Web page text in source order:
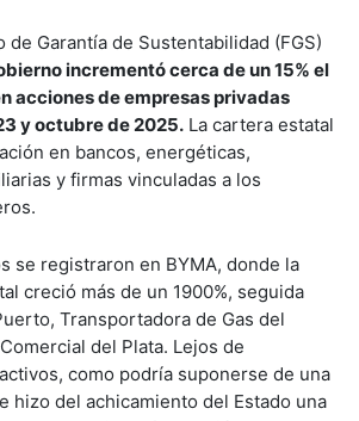
de Garantía de Sustentabilidad (FGS)
incrementó cerca de un 15% el
acciones de empresas privadas
y octubre de 2025. La cartera estatal
en bancos, energéticas,
y firmas vinculadas a los
se registraron en BYMA, donde la
creció más de un 1900%, seguida
Transportadora de Gas del
del Plata. Lejos de
como podría suponerse de una
hizo del achicamiento del Estado una